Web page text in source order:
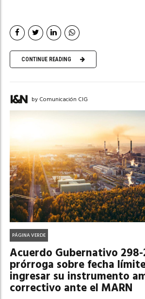
CONTINUE READING
by Comunicación CIG
PÁGINA VERDE
Acuerdo Gubernativo
prórroga sobre fecha
ingresar su instrumento
correctivo ante el MARN